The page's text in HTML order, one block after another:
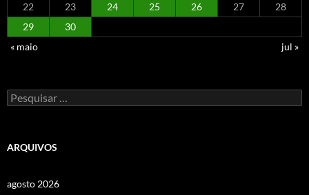
22
23 24 25 26 27
28
29
30
« maio
jul »
Pesquisar
por:
ARQUIVOS
agosto 2026